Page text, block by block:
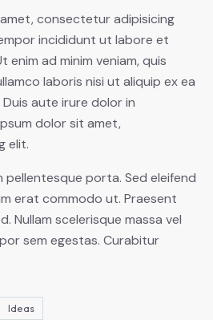
consectetur adipisicing
incididunt ut labore et
enim ad minim veniam, quis
laboris nisi ut aliquip ex ea
aute irure dolor in
dolor sit amet,
elit.
pellentesque porta. Sed eleifend
erat commodo ut. Praesent
Nullam scelerisque massa vel
sem egestas. Curabitur
Ideas